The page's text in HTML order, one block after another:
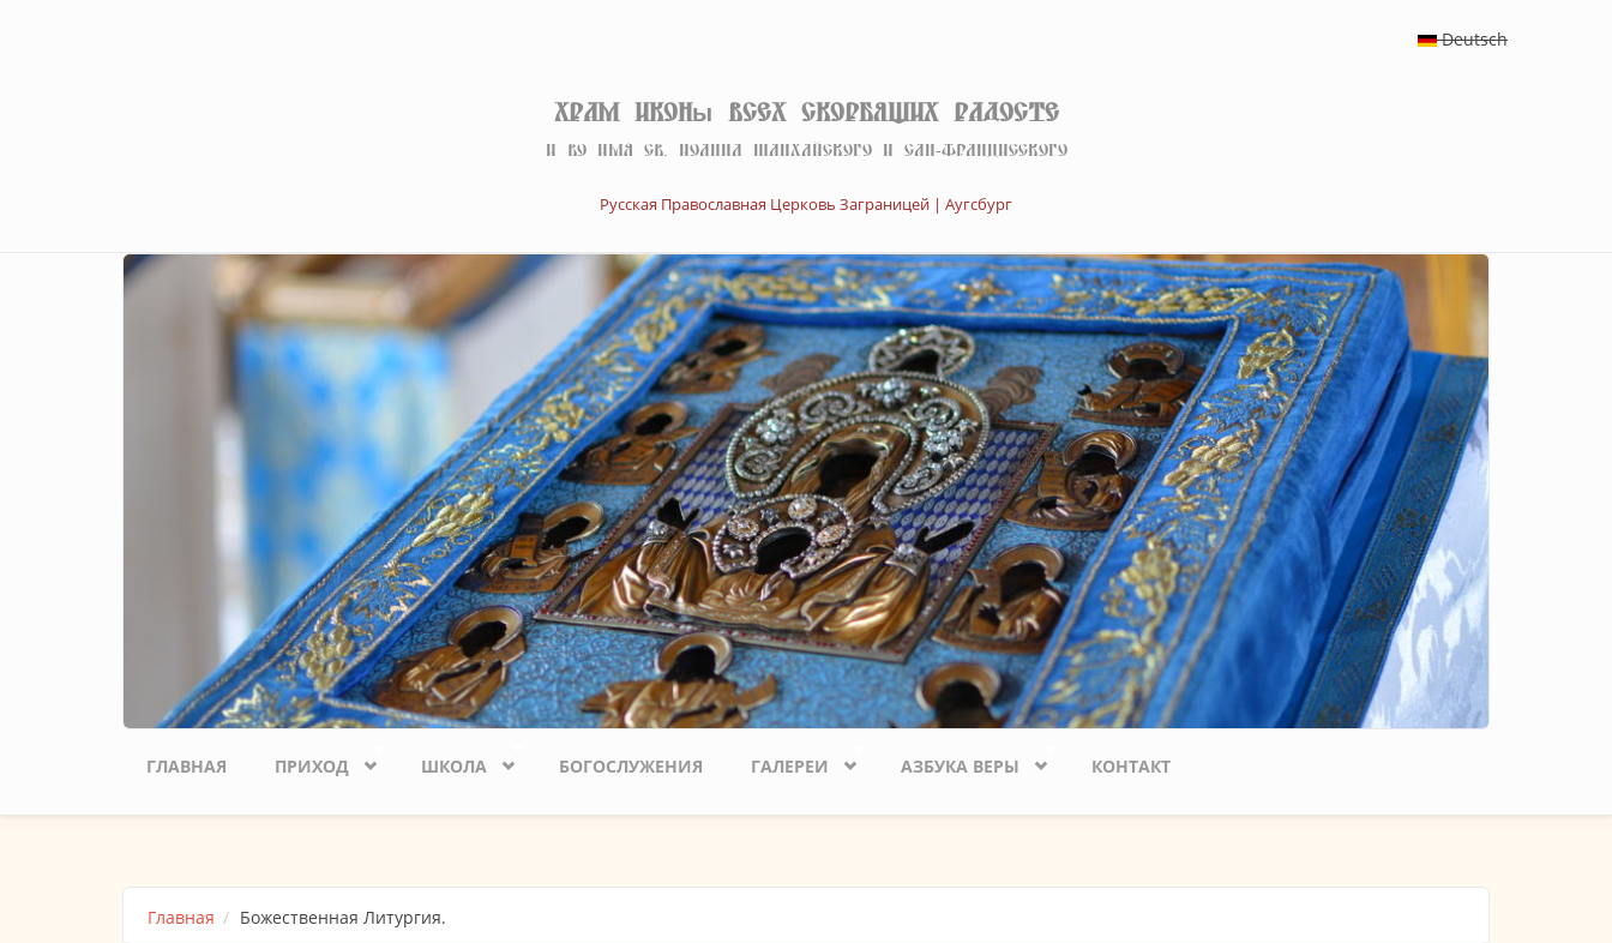
Deutsch
Храм иконы Всех скорбящих Радосте
И во имя св. Иоанна Шанхайского и Сан-Францисского
Русская Православная Церковь Заграницей | Аугсбург
ГЛАВНАЯ ПРИХОД ШКОЛА БОГОСЛУЖЕНИЯ ГАЛЕРЕИ АЗБУКА ВЕРЫ КОНТАКТ
Главная Божественная Литургия.